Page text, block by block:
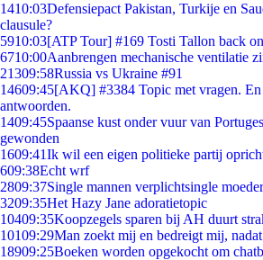
1410:03Defensiepact Pakistan, Turkije en
clausule?
5910:03[ATP Tour] #169 Tosti Tallon back
6710:00Aanbrengen mechanische ventilatie
21309:58Russia vs Ukraine #91
14609:45[AKQ] #3384 Topic met vragen. En
antwoorden.
1409:45Spaanse kust onder vuur van
gewonden
1609:41Ik wil een eigen politieke partij
609:38Echt wrf
2809:37Single mannen verplichtsingle
3209:35Het Hazy Jane adoratietopic
10409:35Koopzegels sparen bij AH duurt
10109:29Man zoekt mij en bedreigt mij,
18909:25Boeken worden opgekocht om